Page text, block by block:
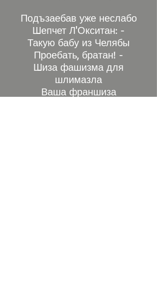
Подъзаебав уже неслабо
Шепчет Л'Окситан: -
Такую бабу из Челябы
Проебать, братан! -
Шиза фашизма для
шлимазла
Ваша франшиза